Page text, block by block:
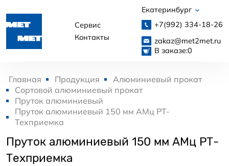
Сервис
Контакты
Екатеринбург
+7(992) 334-18-26
zakaz@met2met.ru
В заказе:0
Главная Продукция
Алюминиевый прокат
Сортовой алюминиевый прокат
Пруток алюминиевый
Пруток алюминиевый 150 мм АМц РТ-
Техприемка
Пруток алюминиевый 150 мм АМц РТ-
Техприемка